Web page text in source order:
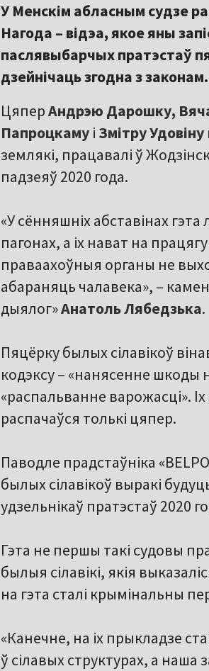
У Менскім абласным судзе
Нагода – відэа, якое яны
паслявыбарчых пратэстаў
дзейнічаць згодна з законам.
ЦяперАндрэю Дарошку,
Папроцкаму і Змітру Удовіну
землякі, працавалі ў
падзеяў 2020 года.
«У сённяшніх абставінах гэта
пагонах, а іх нават на
праваахоўныя органы не
абараняць чалавека», –
дыялог»Анатоль Лябедзька.
Пяцёрку былых сілавікоў
кодэксу – «нанясенне шкоды
«распальванне варожасці».
распачаўся толькі цяпер.
Паводле прадстаўніка
былых сілавікоў выракі
удзельнікаў пратэстаў 2020
Гэта не першы такі судовы
былыя сілавікі, якія
на гэта сталі крымінальны
«Канечне, на іх прыкладзе
ў сілавых структурах, а